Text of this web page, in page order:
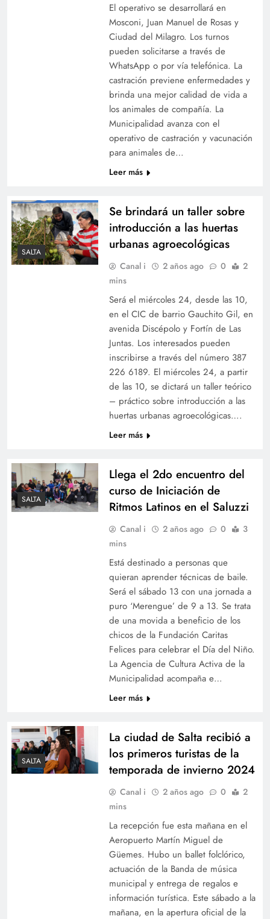
El operativo se desarrollará en
Mosconi, Juan Manuel de Rosas y
Ciudad del Milagro. Los turnos
pueden solicitarse a través de
WhatsApp o por vía telefónica. La
castración previene enfermedades y
brinda una mejor calidad de vida a
los animales de compañía. La
Municipalidad avanza con el
operativo de castración y vacunación
para animales de…
Leer más
SALTA
Se brindará un taller sobre
introducción a las huertas
urbanas agroecológicas
Canal i 2 años ago 0
2
mins
Será el miércoles 24, desde las 10,
en el CIC de barrio Gauchito Gil, en
avenida Discépolo y Fortín de Las
Juntas. Los interesados pueden
inscribirse a través del número 387
226 6189. El miércoles 24, a partir
de las 10, se dictará un taller teórico
– práctico sobre introducción a las
huertas urbanas agroecológicas….
Leer más
SALTA
Llega el 2do encuentro del
curso de Iniciación de
Ritmos Latinos en el Saluzzi
Canal i 2 años ago 0
3
mins
Está destinado a personas que
quieran aprender técnicas de baile.
Será el sábado 13 con una jornada a
puro ‘Merengue’ de 9 a 13. Se trata
de una movida a beneficio de los
chicos de la Fundación Caritas
Felices para celebrar el Día del Niño.
La Agencia de Cultura Activa de la
Municipalidad acompaña e…
Leer más
SALTA
La ciudad de Salta recibió a
los primeros turistas de la
temporada de invierno 2024
Canal i 2 años ago 0
2
mins
La recepción fue esta mañana en el
Aeropuerto Martín Miguel de
Güemes. Hubo un ballet folclórico,
actuación de la Banda de música
municipal y entrega de regalos e
información turística. Este sábado a la
mañana, en la apertura oficial de la